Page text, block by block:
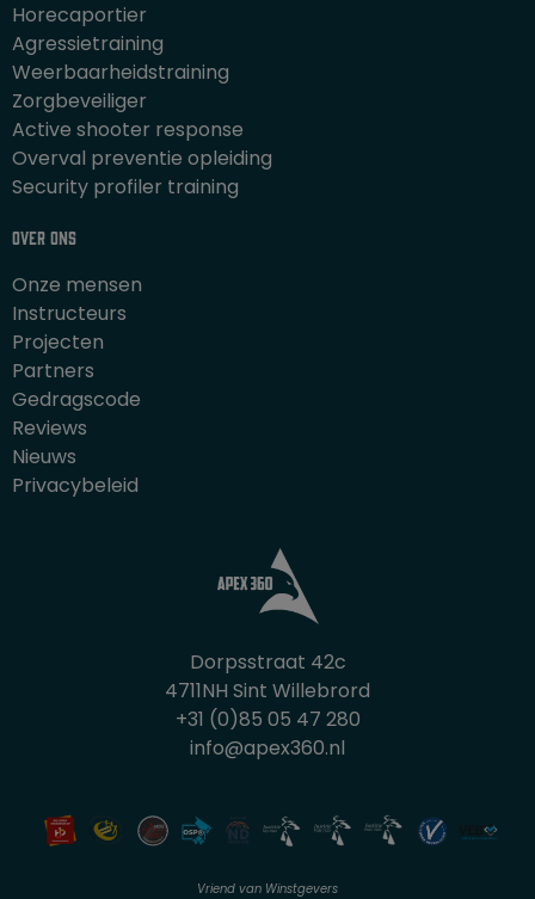
Horecaportier
Agressietraining
Weerbaarheidstraining
Zorgbeveiliger
Active shooter response
Overval preventie opleiding
Security profiler training
Over ons
Onze mensen
Instructeurs
Projecten
Partners
Gedragscode
Reviews
Nieuws
Privacybeleid
Dorpsstraat 42c
4711NH Sint Willebrord
+31 (0)85 05 47 280
info@apex360.nl
Vriend van Winstgevers